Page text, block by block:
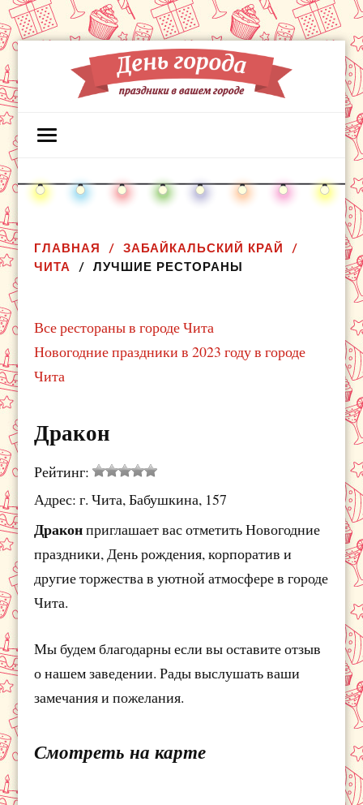
ГЛАВНАЯ
ЗАБАЙКАЛЬСКИЙ КРАЙ
ЧИТА
ЛУЧШИЕ РЕСТОРАНЫ
Все рестораны в городе Чита
Новогодние праздники в 2023 году в городе
Чита
Дракон
Рейтинг:
Адрес: г. Чита, Бабушкина, 157
Драконприглашает вас отметить Новогодние
праздники, День рождения, корпоратив и
другие торжества в уютной атмосфере в городе
Чита.
Мы будем благодарны если вы оставите отзыв
о нашем заведении. Рады выслушать ваши
замечания и пожелания.
Смотреть на карте